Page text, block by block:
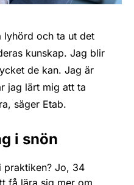
lyhörd och ta ut det
kunskap. Jag blir
de kan. Jag är
jag lärt mig att ta
säger Etab.
i snön
praktiken? Jo, 34
få lära sig mer om